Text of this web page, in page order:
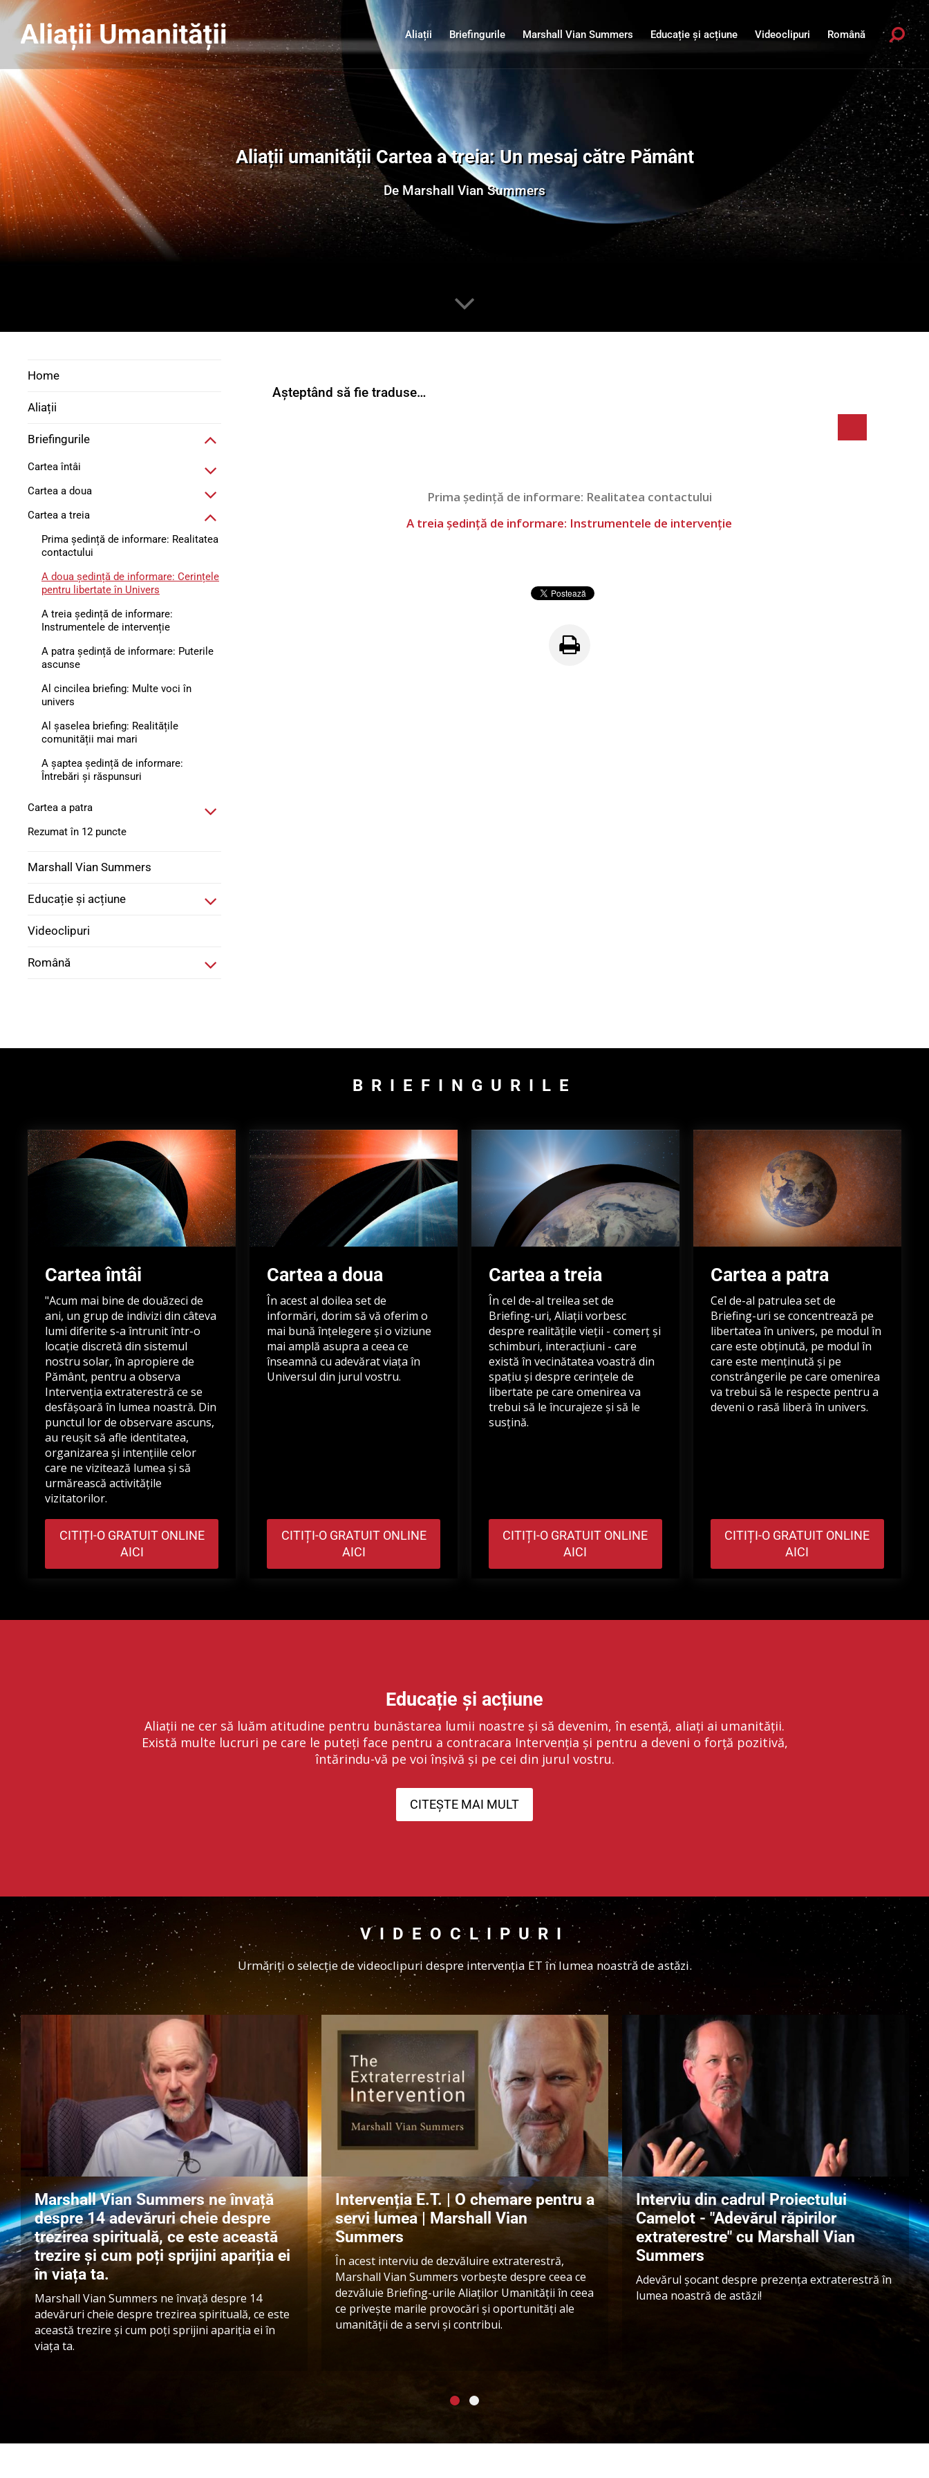
Aliații Briefingurile Marshall Vian Summers Educație și acțiune Videoclipuri Română
Aliații umanității Cartea a treia: Un mesaj către Pământ
De Marshall Vian Summers
Home
Aliații
Briefingurile
Cartea întâi
Cartea a doua
Cartea a treia
Prima ședință de informare: Realitatea
contactului
A doua ședință de informare: Cerințele
pentru libertate în Univers
A treia ședință de informare:
Instrumentele de intervenție
A patra ședință de informare: Puterile
ascunse
Al cincilea briefing: Multe voci în
univers
Al șaselea briefing: Realitățile
comunității mai mari
A șaptea ședință de informare:
Întrebări și răspunsuri
Cartea a patra
Rezumat în 12 puncte
Marshall Vian Summers
Educație și acțiune
Videoclipuri
Română
Așteptând să fie traduse…
Prima ședință de informare: Realitatea contactului
A treia ședință de informare: Instrumentele de intervenție
BRIEFINGURILE
Cartea întâi
"Acum mai bine de douăzeci de
ani, un grup de indivizi din câteva
lumi diferite s-a întrunit într-o
locație discretă din sistemul
nostru solar, în apropiere de
Pământ, pentru a observa
Intervenția extraterestră ce se
desfășoară în lumea noastră. Din
punctul lor de observare ascuns,
au reușit să afle identitatea,
organizarea și intențiile celor
care ne vizitează lumea și să
urmărească activitățile
vizitatorilor.
CITIȚI-O GRATUIT ONLINE
AICI
Cartea a doua
În acest al doilea set de
informări, dorim să vă oferim o
mai bună înțelegere și o viziune
mai amplă asupra a ceea ce
înseamnă cu adevărat viața în
Universul din jurul vostru.
CITIȚI-O GRATUIT ONLINE
AICI
Cartea a treia
În cel de-al treilea set de
Briefing-uri, Aliații vorbesc
despre realitățile vieții - comerț și
schimburi, interacțiuni - care
există în vecinătatea voastră din
spațiu și despre cerințele de
libertate pe care omenirea va
trebui să le încurajeze și să le
susțină.
CITIȚI-O GRATUIT ONLINE
AICI
Cartea a patra
Cel de-al patrulea set de
Briefing-uri se concentrează pe
libertatea în univers, pe modul în
care este obținută, pe modul în
care este menținută și pe
constrângerile pe care omenirea
va trebui să le respecte pentru a
deveni o rasă liberă în univers.
CITIȚI-O GRATUIT ONLINE
AICI
Educație și acțiune
Aliații ne cer să luăm atitudine pentru bunăstarea lumii noastre și să devenim, în esență, aliați ai umanității.
Există multe lucruri pe care le puteți face pentru a contracara Intervenția și pentru a deveni o forță pozitivă,
întărindu-vă pe voi înșivă și pe cei din jurul vostru.
CITEȘTE MAI MULT
VIDEOCLIPURI
Urmăriți o selecție de videoclipuri despre intervenția ET în lumea noastră de astăzi.
Marshall Vian Summers ne învață
despre 14 adevăruri cheie despre
trezirea spirituală, ce este această
trezire și cum poți sprijini apariția ei
în viața ta.
Marshall Vian Summers ne învață despre 14
adevăruri cheie despre trezirea spirituală, ce este
această trezire și cum poți sprijini apariția ei în
viața ta.
Intervenția E.T. | O chemare pentru a
servi lumea | Marshall Vian
Summers
În acest interviu de dezvăluire extraterestră,
Marshall Vian Summers vorbește despre ceea ce
dezvăluie Briefing-urile Aliaților Umanității în ceea
ce privește marile provocări și oportunități ale
umanității de a servi și contribui.
Interviu din cadrul Proiectului
Camelot - "Adevărul răpirilor
extraterestre" cu Marshall Vian
Summers
Adevărul șocant despre prezența extraterestră în
lumea noastră de astăzi!